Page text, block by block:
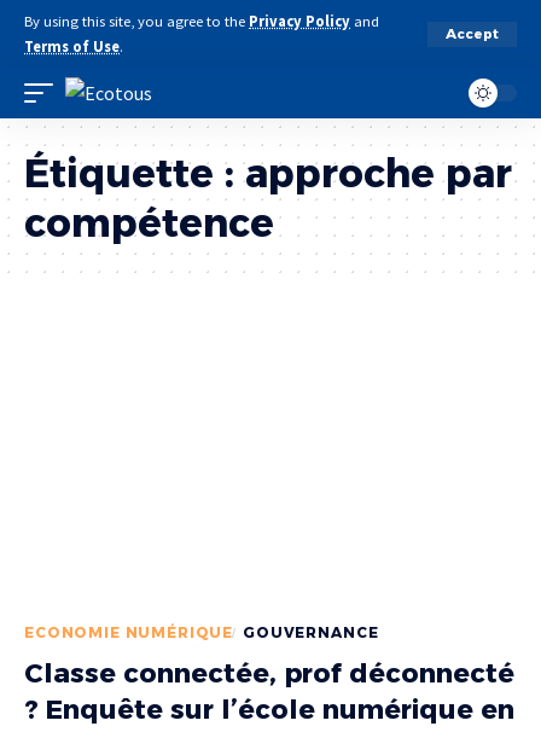
By using this site, you agree to the Privacy Policy and
Terms of Use.
Accept
Étiquette :approche par
compétence
ECONOMIE NUMÉRIQUE GOUVERNANCE
Classe connectée, prof déconnecté
? Enquête sur l’école numérique en